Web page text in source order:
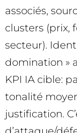
associés,
clusters (prix,
secteur).
domination »
KPI IA cible:
tonalité
justification.